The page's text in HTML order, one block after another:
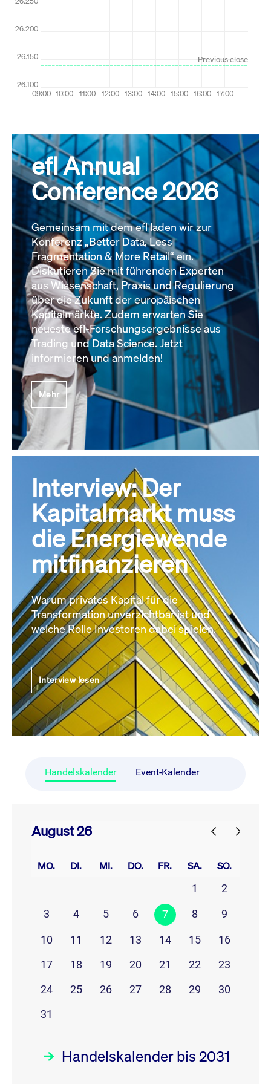
efl Annual
Conference 2026
Gemeinsam mit dem efl laden wir zur
Konferenz „Better Data, Less
Fragmentation & More Retail“ ein.
Diskutieren Sie mit führenden Experten
aus Wissenschaft, Praxis und Regulierung
über die Zukunft der europäischen
Kapitalmärkte. Zudem erwarten Sie
neueste efl-Forschungsergebnisse aus
Trading und Data Science. Jetzt
informieren und anmelden!
Mehr
Interview: Der
Kapitalmarkt muss
die Energiewende
mitfinanzieren
Warum privates Kapital für die
Transformation unverzichtbar ist und
welche Rolle Investoren dabei spielen.
Interview lesen
Handelskalender Event-Kalender
August 26
MO. DI. MI. DO. FR. SA. SO.
1
2
3
4 5 6 7 8 9
10 11 12 13 14 15
16
17
18 19 20 21 22
23
24
25 26 27 28 29
30
31
Handelskalender bis 2031